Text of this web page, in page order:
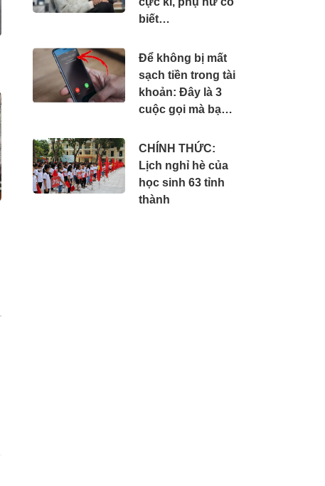
biết…
Để không bị mất
sạch tiền trong tài
khoản: Đây là 3
cuộc gọi mà bạn
lập tức
CHÍNH THỨC:
Lịch nghỉ hè của
học sinh 63 tỉnh
thành